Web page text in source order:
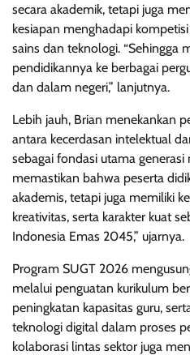
secara akademik, tetapi juga
kesiapan menghadapi
sains dan teknologi. “Sehingga
pendidikannya ke berbagai
dan dalam negeri,” lanjutnya.
Lebih jauh, Brian menekankan
antara kecerdasan intelektual
sebagai fondasi utama generasi
memastikan bahwa peserta
akademis, tetapi juga memiliki
kreativitas, serta karakter kuat
Indonesia Emas 2045,” ujarnya.
Program SUGT 2026
melalui penguatan kurikulum
peningkatan kapasitas guru,
teknologi digital dalam proses
kolaborasi lintas sektor juga